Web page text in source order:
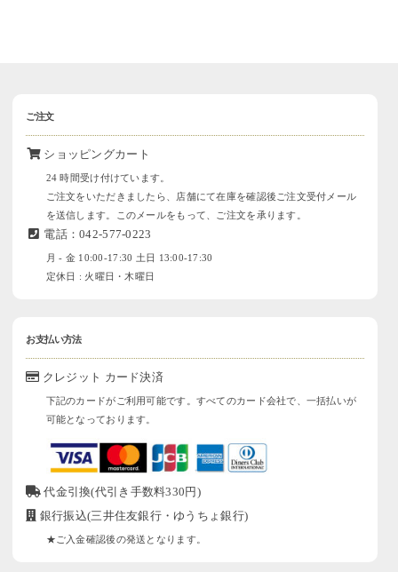
ご注文
ショッピングカート
24 時間受け付けています。
ご注文をいただきましたら、店舗にて在庫を確認後ご注文受付メール
を送信します。このメールをもって、ご注文を承ります。
電話：042-577-0223
月 - 金 10:00-17:30 土日 13:00-17:30
定休日 : 火曜日・木曜日
お支払い方法
クレジット カード決済
下記のカードがご利用可能です。すべてのカード会社で、一括払いが
可能となっております。
代金引換(代引き手数料330円)
銀行振込(三井住友銀行・ゆうちょ銀行)
★ご入金確認後の発送となります。